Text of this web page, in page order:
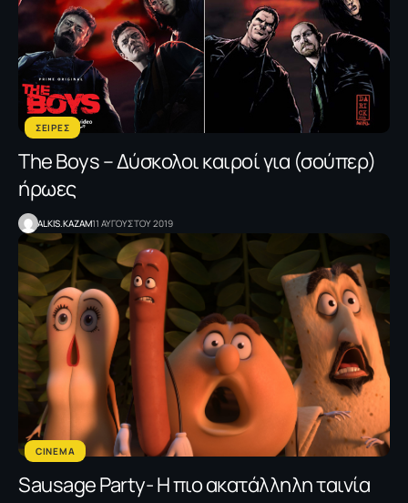
ΣΕΙΡΕΣ
The Boys – Δύσκολοι καιροί για (σούπερ)
ήρωες
ALKIS.KAZAM11 ΑΥΓΟΥΣΤΟΥ 2019
CINEMA
Sausage Party- Η πιο ακατάλληλη ταινία